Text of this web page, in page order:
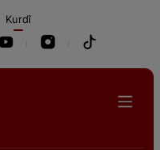
Kurdî